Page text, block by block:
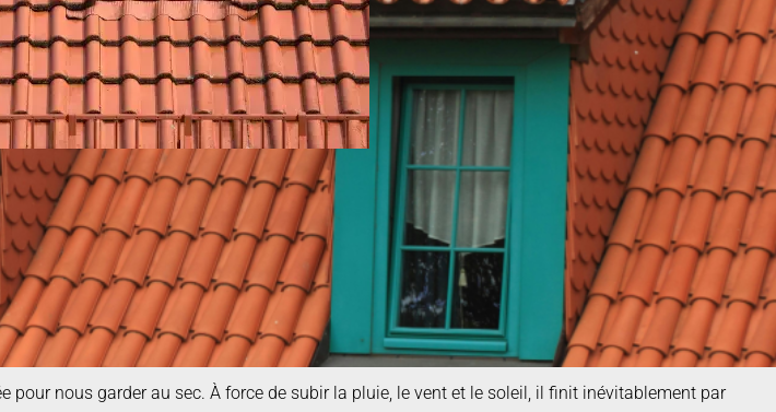
nous garder au sec. À force de subir la pluie, le vent et le soleil, il finit inévitablement par